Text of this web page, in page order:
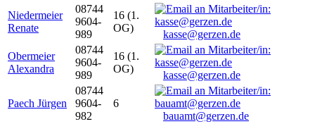
Niedermeier
Renate
08744
9604-
989
16 (1.
OG)
kasse@gerzen.de
Obermeier
Alexandra
08744
9604-
989
16 (1.
OG)
kasse@gerzen.de
Paech Jürgen
08744
9604-
982
6
bauamt@gerzen.de